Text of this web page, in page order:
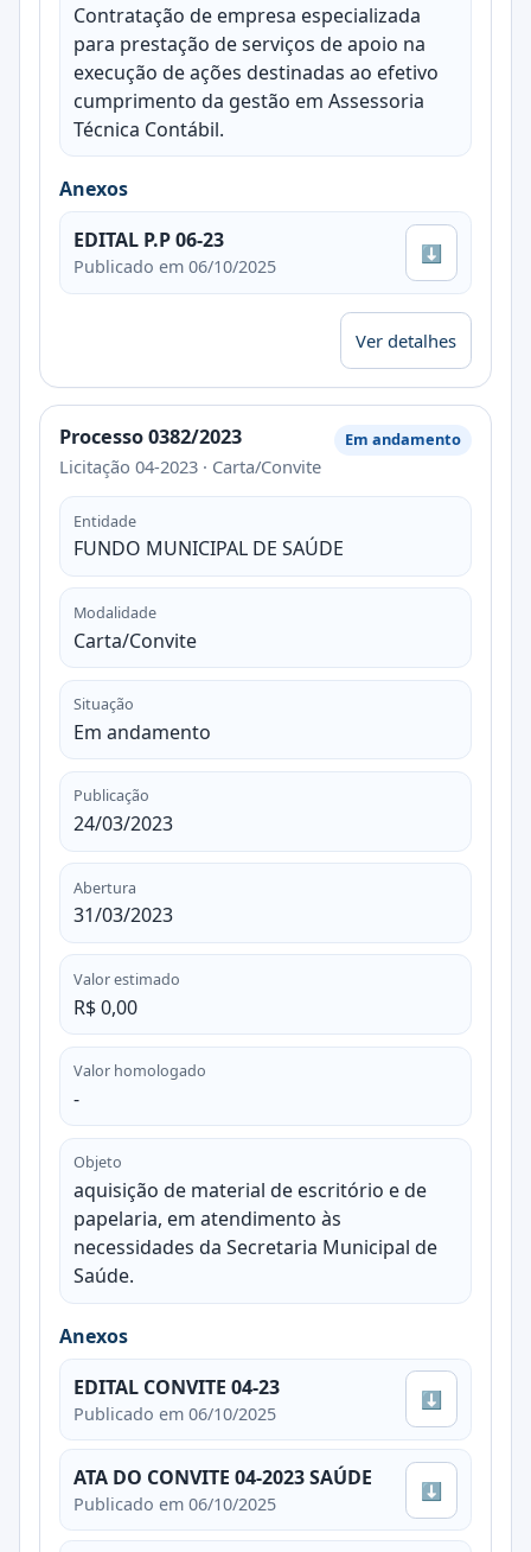
Contratação de empresa especializada
para prestação de serviços de apoio na
execução de ações destinadas ao efetivo
cumprimento da gestão em Assessoria
Técnica Contábil.
Anexos
EDITAL P.P 06-23
Publicado em 06/10/2025
⬇
Ver detalhes
Processo 0382/2023
Licitação 04-2023 · Carta/Convite
Em andamento
Entidade
FUNDO MUNICIPAL DE SAÚDE
Modalidade
Carta/Convite
Situação
Em andamento
Publicação
24/03/2023
Abertura
31/03/2023
Valor estimado
R$ 0,00
Valor homologado
-
Objeto
aquisição de material de escritório e de
papelaria, em atendimento às
necessidades da Secretaria Municipal de
Saúde.
Anexos
EDITAL CONVITE 04-23
Publicado em 06/10/2025
⬇
ATA DO CONVITE 04-2023 SAÚDE
Publicado em 06/10/2025
⬇